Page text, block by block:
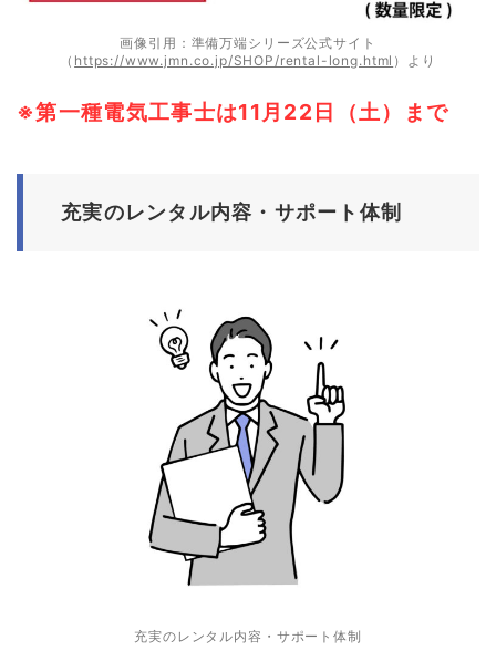
画像引用：準備万端シリーズ公式サイト
（ https://www.jmn.co.jp/SHOP/rental-long.html ）より
※第一種電気工事士は11月22日（土）まで
充実のレンタル内容・サポート体制
充実のレンタル内容・サポート体制